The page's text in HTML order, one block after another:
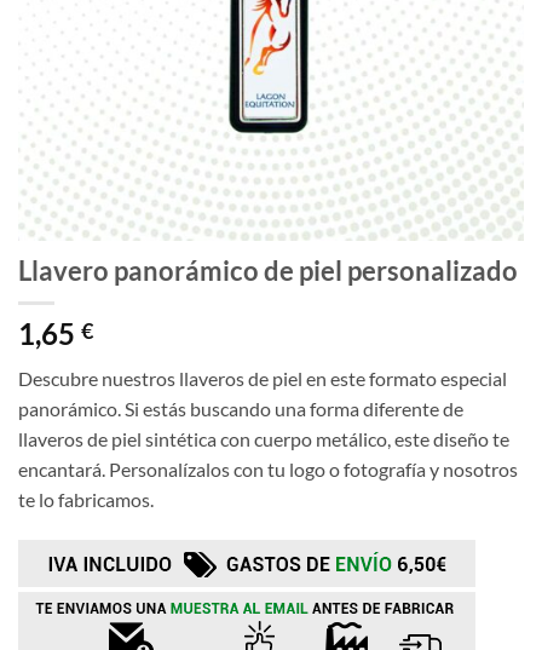
Llavero panorámico de piel personalizado
1,65 €
Descubre nuestros llaveros de piel en este formato especial
panorámico. Si estás buscando una forma diferente de
llaveros de piel sintética con cuerpo metálico, este diseño te
encantará. Personalízalos con tu logo o fotografía y nosotros
te lo fabricamos.